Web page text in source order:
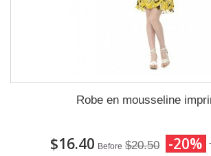
Robe en mousseline
$16.40 Before $20.50 -20%